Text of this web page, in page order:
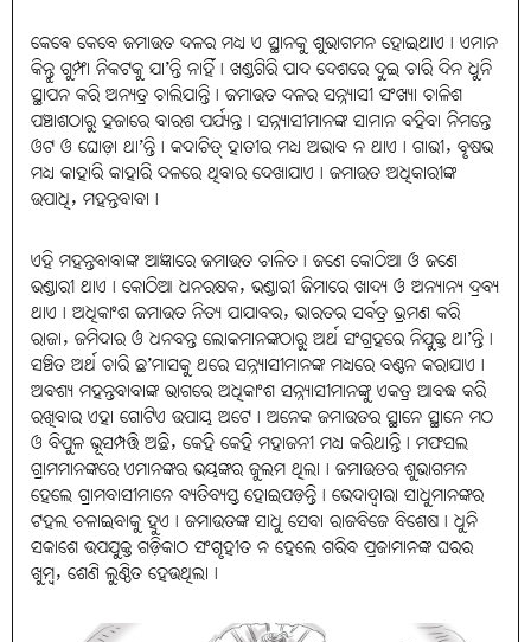
କେବେ କେବେ ଜମାଉତ ଦଳର ମଧ୍ୟ ଏ ସ୍ଥାନକୁ ଶୁଭାଗମନ ହୋଇଥାଏ। ଏମାନ
କିନ୍ତୁ ଗୁମ୍ଫା ନିକଟକୁ ଯା’ନ୍ତି ନାହିଁ। ଖଣ୍ଡଗିରି ପାଦ ଦେଶରେ ଦୁଇ ଚାରି ଦିନ ଧୁନି
ସ୍ଥାପନ କରି ଅନ୍ୟତ୍ର ଚାଲିଯାନ୍ତି। ଜମାଉତ ଦଳର ସନ୍ନ୍ୟାସୀ ସଂଖ୍ୟା ଚାଳିଶ
ପଞ୍ଚାଶଠାରୁ ହଜାରେ ବାରଶ ପର୍ଯ୍ୟନ୍ତ। ସନ୍ନ୍ୟାସୀମାନଙ୍କ ସାମାନ ବହିବା ନିମନ୍ତେ
ଓଟ ଓ ଘୋଡ଼ା ଥା’ନ୍ତି। କଦାଚିତ୍‌ ହାତୀର ମଧ୍ୟ ଅଭାବ ନ ଥାଏ। ଗାଭୀ, ବୃଷଭ
ମଧ୍ୟ କାହାରି କାହାରି ଦଳରେ ଥିବାର ଦେଖାଯାଏ। ଜମାଉତ ଅଧିକାରୀଙ୍କ
ଉପାଧି, ମହନ୍ତବାବା।
ଏହି ମହନ୍ତବାବାଙ୍କ ଆଜ୍ଞାରେ ଜମାଉତ ଚାଳିତ। ଜଣେ କୋଠିଆ ଓ ଜଣେ
ଭଣ୍ଡାରୀ ଥାଏ। କୋଠିଆ ଧନରକ୍ଷକ, ଭଣ୍ଡାରୀ ଜିମାରେ ଖାଦ୍ୟ ଓ ଅନ୍ୟାନ୍ୟ ଦ୍ରବ୍ୟ
ଥାଏ। ଅଧିକାଂଶ ଜମାଉତ ନିତ୍ୟ ଯାଯାବର, ଭାରତର ସର୍ବତ୍ର ଭ୍ରମଣ କରି
ରାଜା, ଜମିଦାର ଓ ଧନବନ୍ତ ଲୋକମାନଙ୍କଠାରୁ ଅର୍ଥ ସଂଗ୍ରହରେ ନିଯୁକ୍ତ ଥା’ନ୍ତି।
ସଞ୍ଚିତ ଅର୍ଥ ଚାରି ଛ’ମାସକୁ ଥରେ ସନ୍ନ୍ୟାସୀମାନଙ୍କ ମଧ୍ୟରେ ବଣ୍ଟନ କରାଯାଏ।
ଅବଶ୍ୟ ମହନ୍ତବାବାଙ୍କ ଭାଗରେ ଅଧିକାଂଶ ସନ୍ନ୍ୟାସୀମାନଙ୍କୁ ଏକତ୍ର ଆବଦ୍ଧ କରି
ରଖିବାର ଏହା ଗୋଟିଏ ଉପାୟ ଅଟେ। ଅନେକ ଜମାଉତର ସ୍ଥାନେ ସ୍ଥାନେ ମଠ
ଓ ବିପୁଳ ଭୂସମ୍ପତ୍ତି ଅଛି, କେହି କେହି ମହାଜନୀ ମଧ୍ୟ କରିଥାନ୍ତି। ମଫସଲ
ଗ୍ରାମମାନଙ୍କରେ ଏମାନଙ୍କର ଭୟଙ୍କର ଜୁଲମ ଥିଲା। ଜମାଉତର ଶୁଭାଗମନ
ହେଲେ ଗ୍ରାମବାସୀମାନେ ବ୍ୟତିବ୍ୟସ୍ତ ହୋଇପଡ଼ନ୍ତି। ଭେଦାଦ୍ୱାରା ସାଧୁମାନଙ୍କର
ଟହଲ ଚଳାଇବାକୁ ହୁଏ। ଜମାଉତଙ୍କ ସାଧୁ ସେବା ରାଜବିଜେ ବିଶେଷ। ଧୁନି
ସକାଶେ ଉପଯୁକ୍ତ ଗଡ଼ିକାଠ ସଂଗୃହୀତ ନ ହେଲେ ଗରିବ ପ୍ରଜାମାନଙ୍କ ଘରର
ଖୁମ୍ବ, ଶେଣି ଲୁଣ୍ଠିତ ହେଉଥିଲା।